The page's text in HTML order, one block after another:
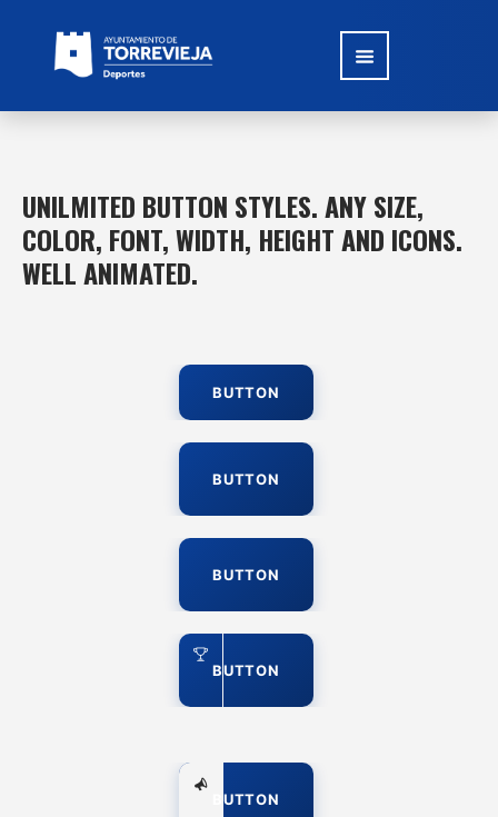
UNILMITED BUTTON STYLES. ANY SIZE,
COLOR, FONT, WIDTH, HEIGHT AND ICONS.
WELL ANIMATED.
BUTTON
BUTTON
BUTTON
BUTTON
BUTTON